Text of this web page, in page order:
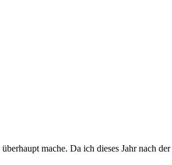
mache. Da ich dieses Jahr nach